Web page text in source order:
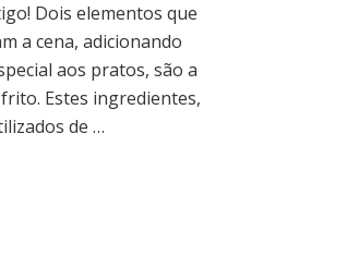
Dois elementos que
a cena, adicionando
aos pratos, são a
Estes ingredientes,
de …